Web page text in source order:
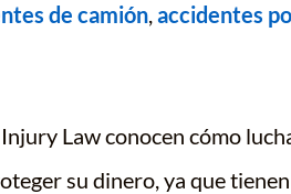
de camión,accidentes
Law conocen cómo
su dinero, ya que